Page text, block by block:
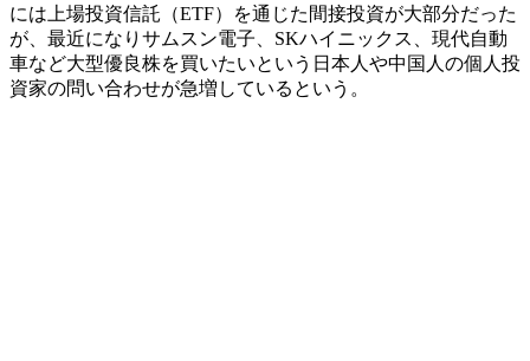
には上場投資信託（ETF）を通じた間接投資が大部分だった
が、最近になりサムスン電子、SKハイニックス、現代自動
車など大型優良株を買いたいという日本人や中国人の個人投
資家の問い合わせが急増しているという。